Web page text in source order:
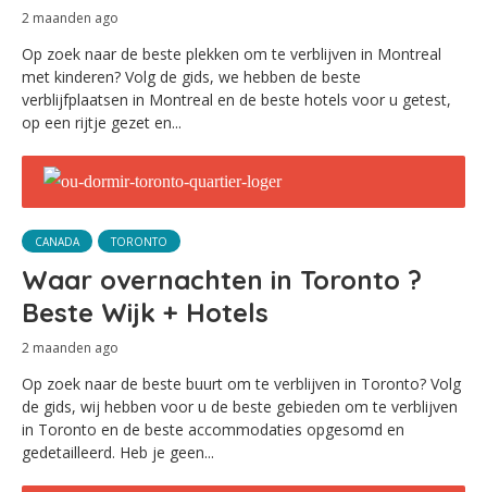
2 maanden ago
Op zoek naar de beste plekken om te verblijven in Montreal
met kinderen? Volg de gids, we hebben de beste
verblijfplaatsen in Montreal en de beste hotels voor u getest,
op een rijtje gezet en...
CANADA TORONTO
Waar overnachten in Toronto ?
Beste Wijk + Hotels
2 maanden ago
Op zoek naar de beste buurt om te verblijven in Toronto? Volg
de gids, wij hebben voor u de beste gebieden om te verblijven
in Toronto en de beste accommodaties opgesomd en
gedetailleerd. Heb je geen...